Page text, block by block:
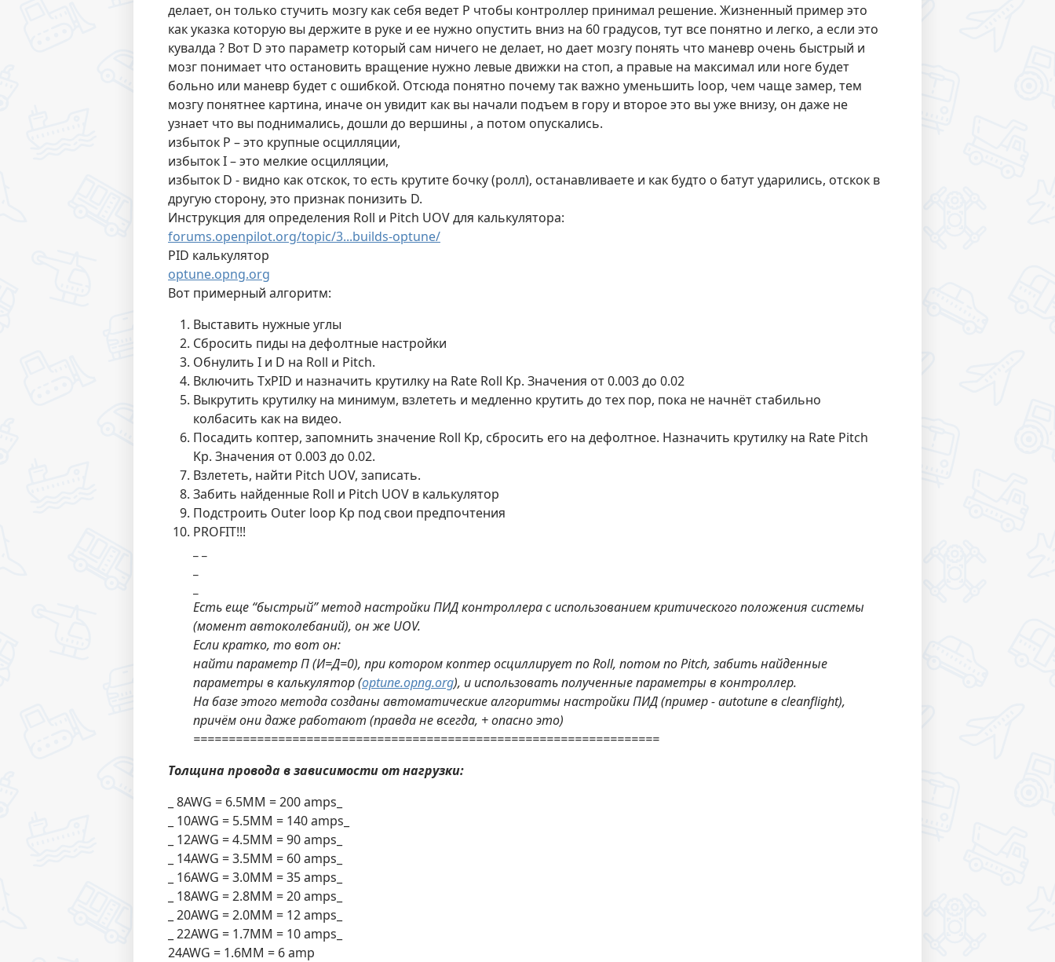
делает, он только стучить мозгу как себя ведет P чтобы контроллер принимал решение. Жизненный пример это
как указка которую вы держите в руке и ее нужно опустить вниз на 60 градусов, тут все понятно и легко, а если это
кувалда ? Вот D это параметр который сам ничего не делает, но дает мозгу понять что маневр очень быстрый и
мозг понимает что остановить вращение нужно левые движки на стоп, а правые на максимал или ноге будет
больно или маневр будет с ошибкой. Отсюда понятно почему так важно уменьшить loop, чем чаще замер, тем
мозгу понятнее картина, иначе он увидит как вы начали подъем в гору и второе это вы уже внизу, он даже не
узнает что вы поднимались, дошли до вершины , а потом опускались.
избыток P – это крупные осцилляции,
избыток I – это мелкие осцилляции,
избыток D - видно как отскок, то есть крутите бочку (ролл), останавливаете и как будто о батут ударились, отскок в
другую сторону, это признак понизить D.
Инструкция для определения Roll и Pitch UOV для калькулятора:
forums.openpilot.org/topic/3...builds-optune/
PID калькулятор
optune.opng.org
Вот примерный алгоритм:
Выставить нужные углы
Сбросить пиды на дефолтные настройки
Обнулить I и D на Roll и Pitch.
Включить TxPID и назначить крутилку на Rate Roll Kp. Значения от 0.003 до 0.02
Выкрутить крутилку на минимум, взлететь и медленно крутить до тех пор, пока не начнёт стабильно
колбасить как на видео.
Посадить коптер, запомнить значение Roll Kp, сбросить его на дефолтное. Назначить крутилку на Rate Pitch
Kp. Значения от 0.003 до 0.02.
Взлететь, найти Pitch UOV, записать.
Забить найденные Roll и Pitch UOV в калькулятор
Подстроить Outer loop Kp под свои предпочтения
PROFIT!!!
Есть еще “быстрый” метод настройки ПИД контроллера с использованием критического положения системы
(момент автоколебаний), он же UOV.
Если кратко, то вот он:
найти параметр П (И=Д=0), при котором коптер осциллирует по Roll, потом по Pitch, забить найденные
параметры в калькулятор (optune.opng.org), и использовать полученные параметры в контроллер.
На базе этого метода созданы автоматические алгоритмы настройки ПИД (пример - autotune в cleanflight),
причём они даже работают (правда не всегда, + опасно это)
==================================================================
Толщина провода в зависимости от нагрузки:
_ 8AWG = 6.5MM = 200 amps_
_ 10AWG = 5.5MM = 140 amps_
_ 12AWG = 4.5MM = 90 amps_
_ 14AWG = 3.5MM = 60 amps_
_ 16AWG = 3.0MM = 35 amps_
_ 18AWG = 2.8MM = 20 amps_
_ 20AWG = 2.0MM = 12 amps_
_ 22AWG = 1.7MM = 10 amps_
24AWG = 1.6MM = 6 amp